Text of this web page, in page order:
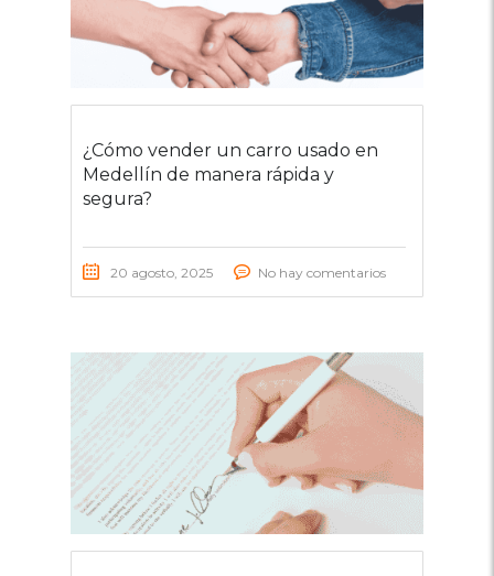
¿Cómo vender un carro usado en
Medellín de manera rápida y
segura?
20 agosto, 2025 No hay comentarios